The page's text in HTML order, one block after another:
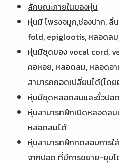
ลักษณะภายในของหุ่น
หุ่นมี โพรงจมูก,ช่องปาก,
fold, epiglootis, หลอดลม,
หุ่นมีชุดของ vocal cord,
คอหอย, หลอดลม, หลอดอา
สามารถถอดเปลี่ยนได้(โด
หุ่นมีชุดหลอดลมและขั้วปอ
หุ่นสามารถฝึกเปิดหลอดล
หลอดลมได้
หุ่นสามารถฝึกทดสอบการ
จากปอด ที่มีการขยาย-ยุบไ